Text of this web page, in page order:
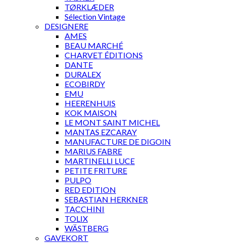
TØRKLÆDER
Sélection Vintage
DESIGNERE
AMES
BEAU MARCHÉ
CHARVET ÉDITIONS
DANTE
DURALEX
ECOBIRDY
EMU
HEERENHUIS
KOK MAISON
LE MONT SAINT MICHEL
MANTAS EZCARAY
MANUFACTURE DE DIGOIN
MARIUS FABRE
MARTINELLI LUCE
PETITE FRITURE
PULPO
RED EDITION
SEBASTIAN HERKNER
TACCHINI
TOLIX
WÄSTBERG
GAVEKORT